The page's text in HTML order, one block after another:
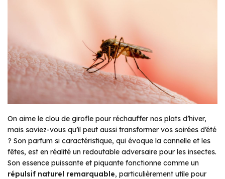
On aime le clou de girofle pour réchauffer nos plats d’hiver,
mais saviez-vous qu’il peut aussi transformer vos soirées d’été
? Son parfum si caractéristique, qui évoque la cannelle et les
fêtes, est en réalité un redoutable adversaire pour les insectes.
Son essence puissante et piquante fonctionne comme un
répulsif naturel remarquable, particulièrement utile pour